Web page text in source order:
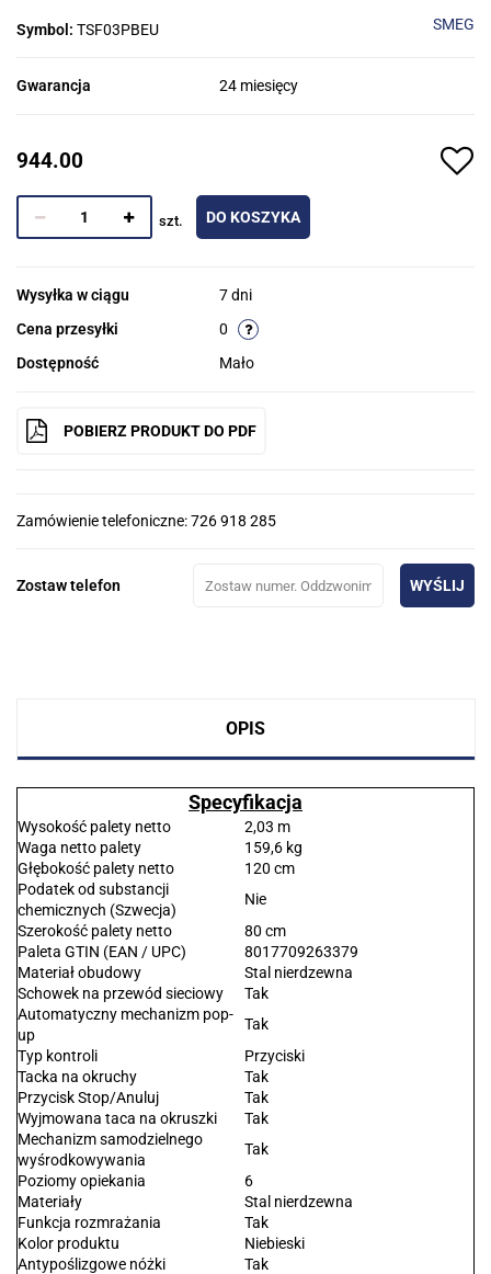
Symbol: TSF03PBEU SMEG
Gwarancja 24 miesięcy
944.00
szt. DO KOSZYKA
Wysyłka w ciągu
7 dni
Cena przesyłki
0
Dostępność
Mało
POBIERZ PRODUKT DO PDF
Zamówienie telefoniczne: 726 918 285
Zostaw telefon WYŚLIJ
OPIS
Specyfikacja
Wysokość palety netto
2,03 m
Waga netto palety
159,6 kg
Głębokość palety netto
120 cm
Podatek od substancji
chemicznych (Szwecja)
Nie
Szerokość palety netto
80 cm
Paleta GTIN (EAN / UPC)
8017709263379
Materiał obudowy
Stal nierdzewna
Schowek na przewód sieciowy
Tak
Automatyczny mechanizm pop-
up
Tak
Typ kontroli
Przyciski
Tacka na okruchy
Tak
Przycisk Stop/Anuluj
Tak
Wyjmowana taca na okruszki
Tak
Mechanizm samodzielnego
wyśrodkowywania
Tak
Poziomy opiekania
6
Materiały
Stal nierdzewna
Funkcja rozmrażania
Tak
Kolor produktu
Niebieski
Antypoślizgowe nóżki
Tak